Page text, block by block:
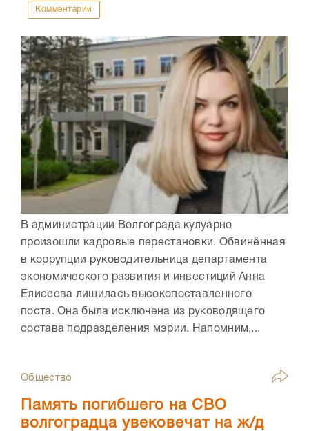
Комментарии
В администрации Волгограда кулуарно
произошли кадровые перестановки. Обвинённая
в коррупции руководительница департамента
экономического развития и инвестиций Анна
Елисеева лишилась высокопоставленного
поста. Она была исключена из руководящего
состава подразделения мэрии. Напомним,...
Общество
Память погибшего на СВО
волгоградца увековечат на ж/д